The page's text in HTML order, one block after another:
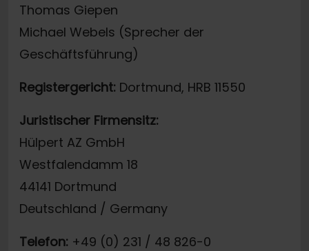
Thomas Giepen
Michael Webels (Sprecher der
Geschäftsführung)
Registergericht: Dortmund, HRB 11550
Juristischer Firmensitz:
Hülpert AZ GmbH
Westfalendamm 18
44141 Dortmund
Deutschland / Germany
Telefon: +49 (0) 231 / 48 826-0